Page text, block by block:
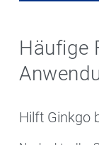
Häufige
Hilft Ginkgo